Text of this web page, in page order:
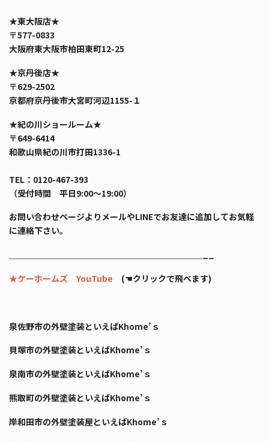
★東大阪店★
〒577-0833
大阪府東大阪市柏田東町12-25
★京丹後店★
〒629-2502
京都府京丹後市大宮町河辺1155-１
★紀の川ショールーム★
〒649-6414
和歌山県紀の川市打田1336-1
TEL：0120-467-393
（受付時間 平日9:00〜19:00）
お問い合わせページよりメールやLINEでお友達に追加してお気軽
に連絡下さい。
★ケーホームズ YouTube (☚クリックで飛べます)
泉佐野市の外壁塗装といえばKhome’ｓ
貝塚市の外壁塗装といえばKhome’ｓ
泉南市の外壁塗装といえばKhome’ｓ
熊取町の外壁塗装といえばKhome’ｓ
岸和田市の外壁塗装屋といえばKhome’ｓ